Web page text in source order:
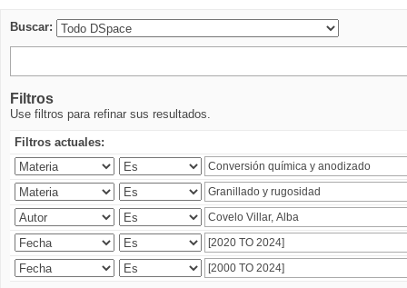
Buscar:
Filtros
Use filtros para refinar sus resultados.
Filtros actuales: